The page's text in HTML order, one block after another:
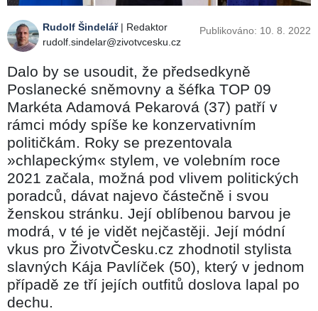
Rudolf Šindelář| Redaktor
rudolf.sindelar@zivotvcesku.cz
Publikováno: 10. 8. 2022
Dalo by se usoudit, že předsedkyně
Poslanecké sněmovny a šéfka TOP 09
Markéta Adamová Pekarová (37) patří v
rámci módy spíše ke konzervativním
političkám. Roky se prezentovala
»chlapeckým« stylem, ve volebním roce
2021 začala, možná pod vlivem politických
poradců, dávat najevo částečně i svou
ženskou stránku. Její oblíbenou barvou je
modrá, v té je vidět nejčastěji. Její módní
vkus pro ŽivotvČesku.cz zhodnotil stylista
slavných Kája Pavlíček (50), který v jednom
případě ze tří jejích outfitů doslova lapal po
dechu.